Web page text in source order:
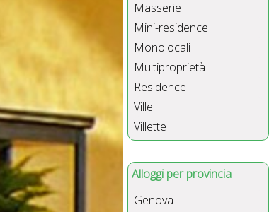
Masserie
Mini-residence
Monolocali
Multiproprietà
Residence
Ville
Villette
Alloggi per provincia
Genova